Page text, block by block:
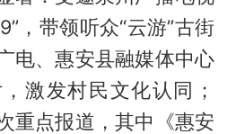
，带领听众“云游”古街
电、惠安县融媒体中心
激发村民文化认同；
重点报道，其中《惠安